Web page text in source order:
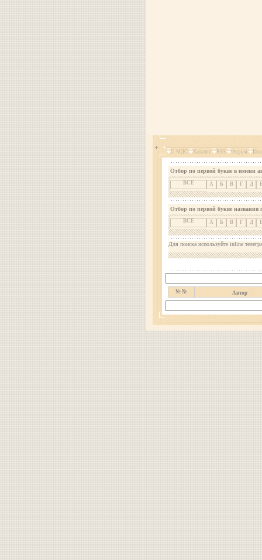
О МДС Каталог RSS Форум
Отбор по первой букве в имени
ВСЕ А Б В Г Д
Отбор по первой букве названия
ВСЕ А Б В Г Д
Для поиска используйте inline
№ № Автор